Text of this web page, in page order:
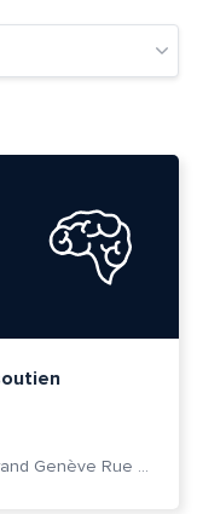
Cité des Métiers du Grand Genève Rue Prévost-Martin 6 1205 Genève